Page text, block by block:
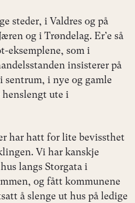
steder, i Valdres og på
og i Trøndelag. Er’e så
eksemplene, som i
insisterer på
i nye og gamle
henslengt ute i
har hatt for lite bevissthet
Vi har kanskje
langs Storgata i
og fått kommunene
å slenge ut hus på ledige